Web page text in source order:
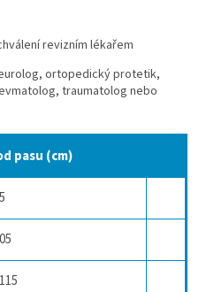
revizním lékařem
ortopedický protetik,
traumatolog nebo
pasu (cm)